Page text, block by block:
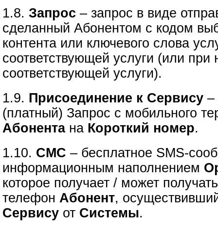
1.8.Запрос– запрос в виде
сделанный Абонентом с кодом
контента или ключевого слова
соответствующей услуги (или
соответствующей услуги).
1.9. Присоединение к Сервису–
(платный) Запрос с мобильного
Абонентана Короткий номер.
1.10. СМС – бесплатное SMS-
информационным наполнением
которое получает / может
телефонАбонент,
Сервису от Системы.